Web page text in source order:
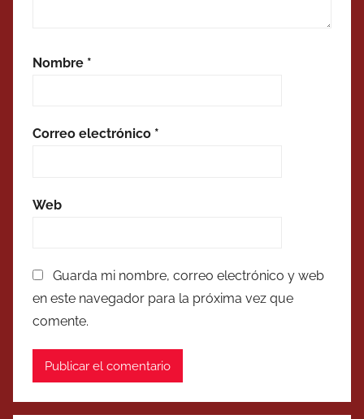
Nombre *
Correo electrónico *
Web
Guarda mi nombre, correo electrónico y web
en este navegador para la próxima vez que
comente.